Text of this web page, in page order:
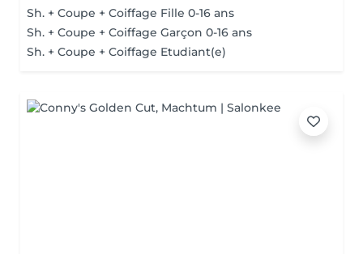
Sh. + Coupe + Coiffage Fille 0-16 ans
Sh. + Coupe + Coiffage Garçon 0-16 ans
Sh. + Coupe + Coiffage Etudiant(e)